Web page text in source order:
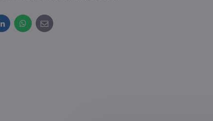
LinkedInWhatsApp
E-
mail